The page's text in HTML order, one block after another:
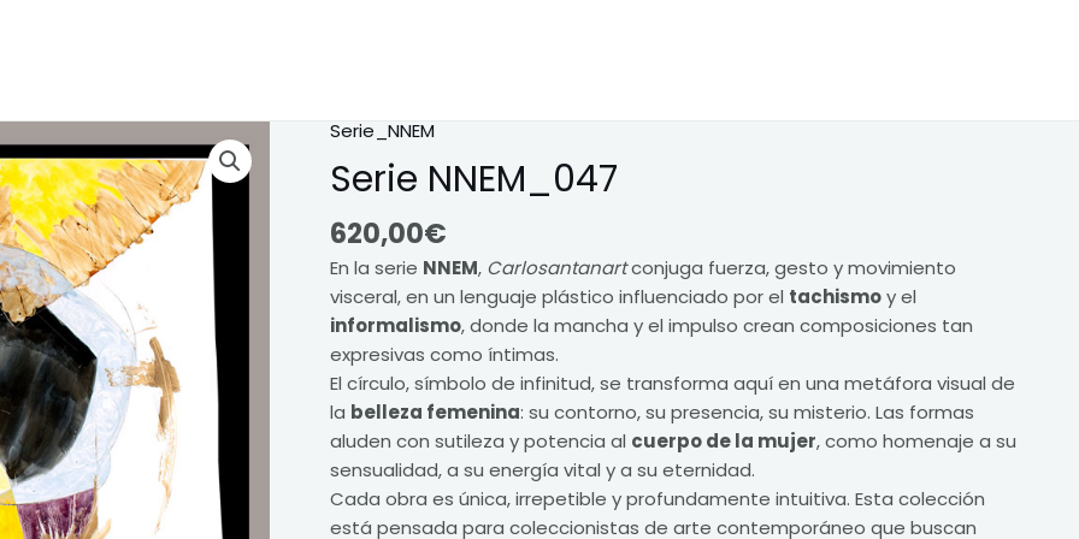
Serie_NNEM
Serie NNEM_047
620,00€
En la serie NNEM, Carlosantanartconjuga fuerza, gesto y movimiento
visceral, en un lenguaje plástico influenciado por el tachismoy el
informalismo, donde la mancha y el impulso crean composiciones tan
expresivas como íntimas.
El círculo, símbolo de infinitud, se transforma aquí en una metáfora visual de
la belleza femenina: su contorno, su presencia, su misterio. Las formas
aluden con sutileza y potencia al cuerpo de la mujer, como homenaje a su
sensualidad, a su energía vital y a su eternidad.
Cada obra es única, irrepetible y profundamente intuitiva. Esta colección
está pensada para coleccionistas de arte contemporáneo que buscan
Serie
NNEM_047
cantidad